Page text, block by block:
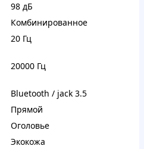
98 дБ
Комбинированное
20 Гц
20000 Гц
Bluetooth / jack 3.5
Прямой
Оголовье
Экокожа